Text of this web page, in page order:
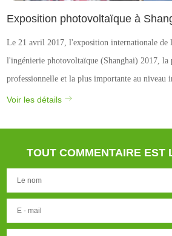
Exposition photovoltaïque à
Le 21 avril 2017, l'exposition internationale de
l'ingénierie photovoltaïque (Shanghai) 2017, la
professionnelle et la plus importante au niveau
avec succès au nouveau centre d'exposition
Voir les détails
TOUT COMMENTAIRE EST